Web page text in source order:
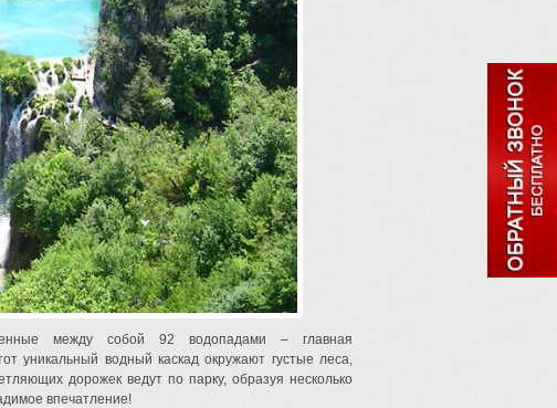
между собой 92 водопадами – главная
уникальный водный каскад окружают густые леса,
дорожек ведут по парку, образуя несколько
впечатление!